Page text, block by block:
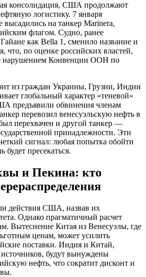
консолидация, США продолжают
логистику. 7 января
высадились на танкер Marinera,
флагом. Судно, ранее
как Bella 1, сменило название и
что, по оценке российских властей,
нарушением Конвенции ООН по
из граждан Украины, Грузии, Индии
глобальный характер «теневой»
предъявили обвинения членам
перевозил венесуэльскую нефть в
перехвачен и другой танкер —
принадлежности. Эти
сигнал: любая попытка обойти
будет пресекаться.
и Пекина: кто
действия США, назвав их
Однако прагматичный расчет
Вытеснение Китая из Венесуэлы, где
ценам, может усилить
поставки. Индия и Китай,
будут вынуждены
нефть, что сократит дисконт и